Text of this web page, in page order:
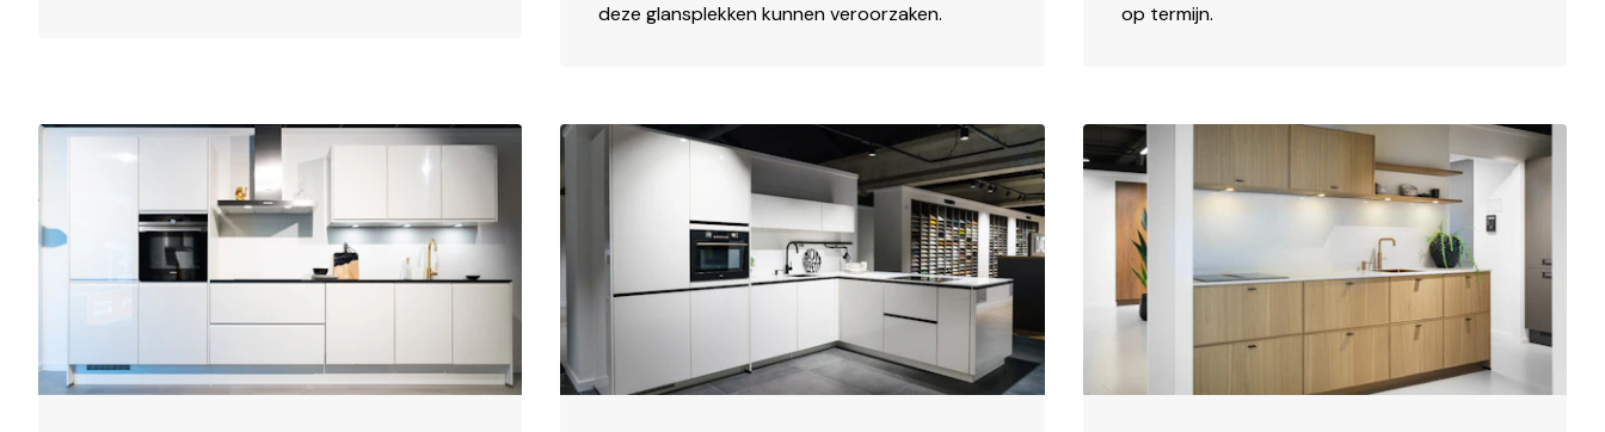
deze glansplekken kunnen veroorzaken.
op termijn.